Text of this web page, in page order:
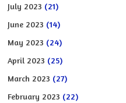
July 2023 (21)
June 2023 (14)
May 2023 (24)
April 2023 (25)
March 2023 (27)
February 2023 (22)